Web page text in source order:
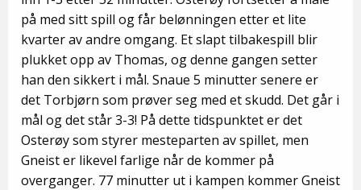
på med sitt spill og får belønningen etter et lite
kvarter av andre omgang. Et slapt tilbakespill blir
plukket opp av Thomas, og denne gangen setter
han den sikkert i mål. Snaue 5 minutter senere er
det Torbjørn som prøver seg med et skudd. Det går i
mål og det står 3-3! På dette tidspunktet er det
Osterøy som styrer mesteparten av spillet, men
Gneist er likevel farlige når de kommer på
overganger. 77 minutter ut i kampen kommer Gneist